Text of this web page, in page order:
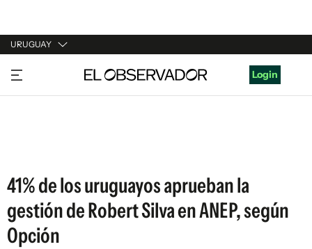
URUGUAY
URUGUAY
ARGENTINA
Login
41% de los uruguayos aprueban la
gestión de Robert Silva en ANEP, según
Opción